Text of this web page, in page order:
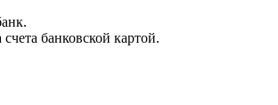
банковской картой.